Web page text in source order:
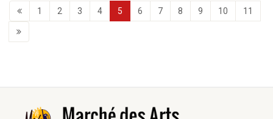
1 2 3 4 5 6 7 8 9 10 11